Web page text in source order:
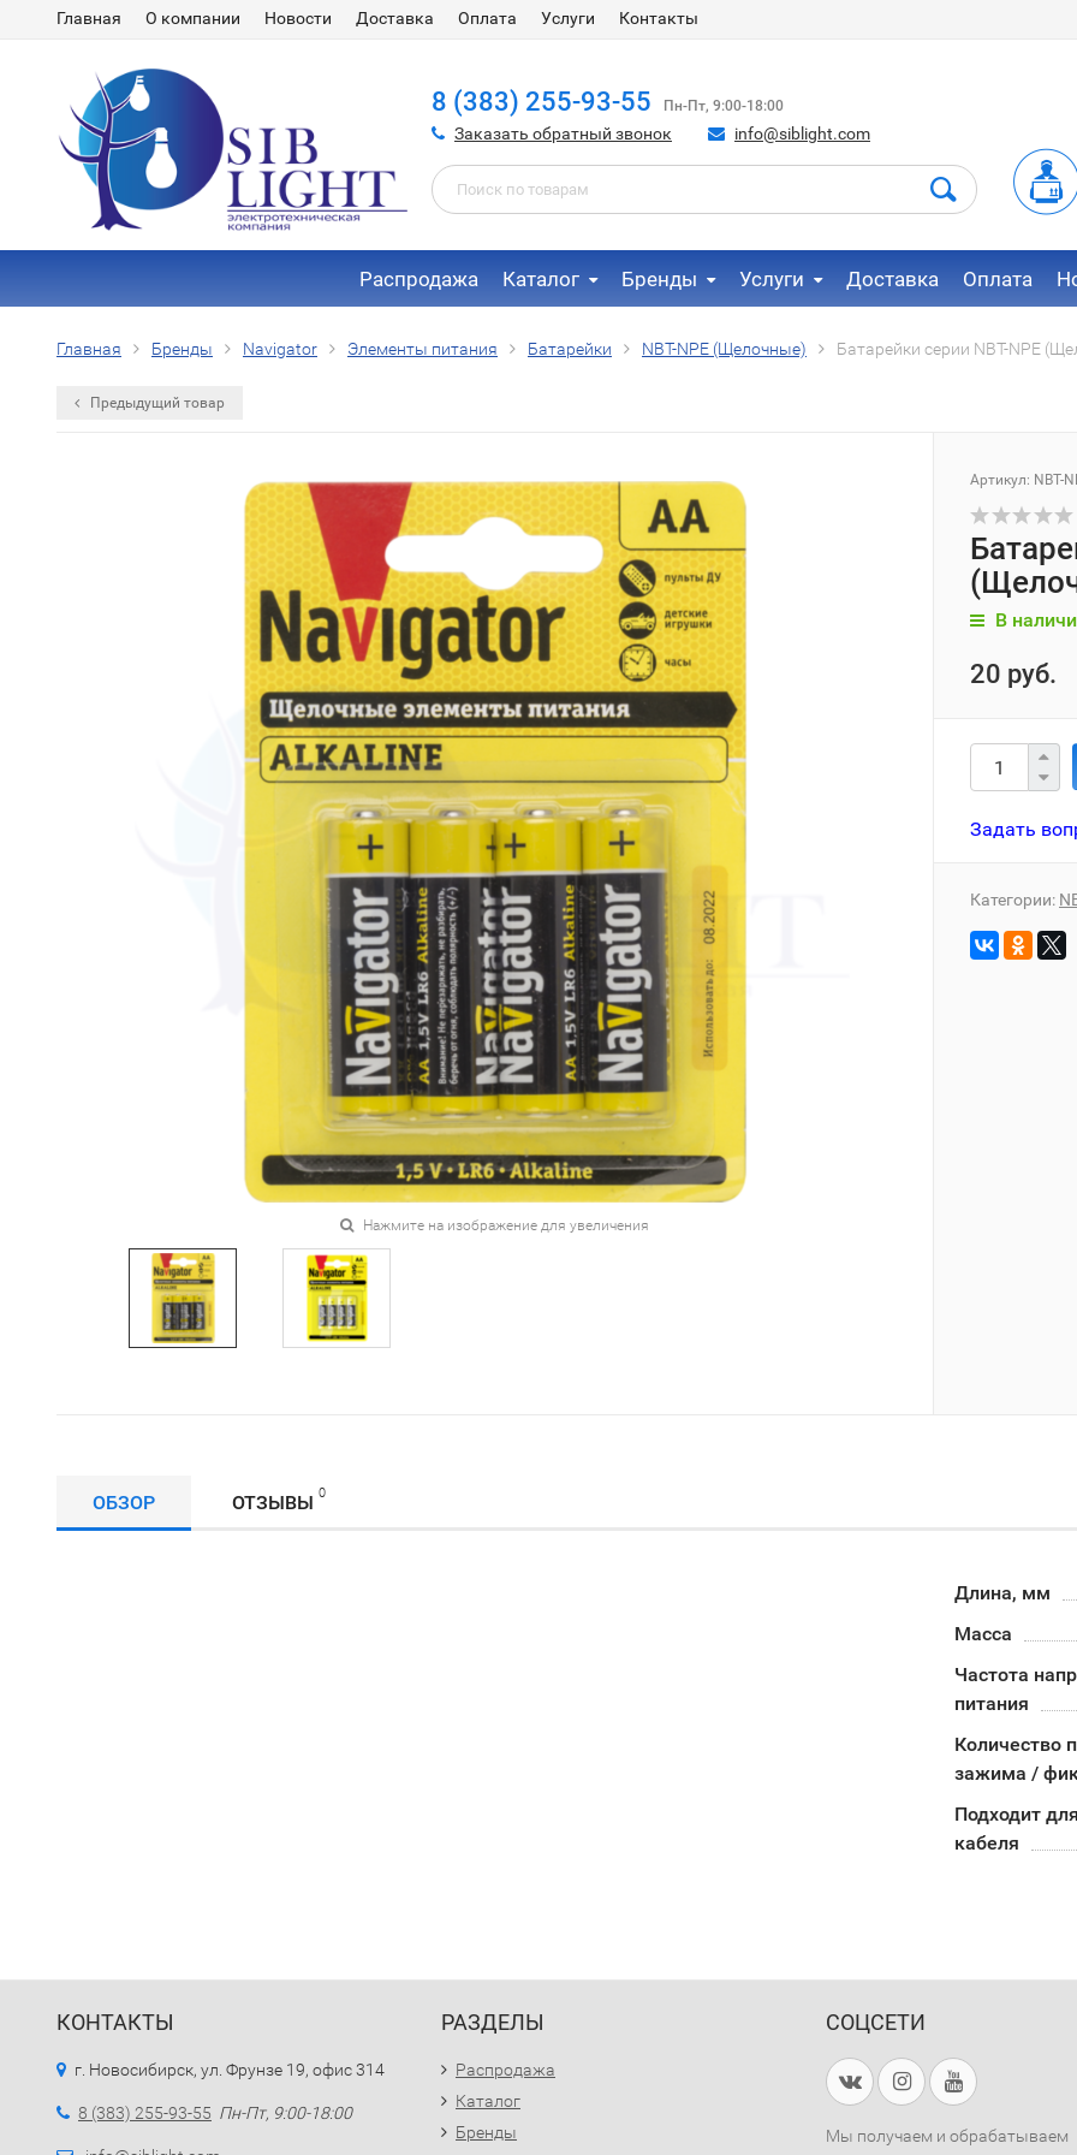
Главная О компании Новости Доставка Оплата Услуги Контакты
8 (383) 255-93-55 Пн-Пт, 9:00-18:00
Заказать обратный звонок info@siblight.com
Распродажа Каталог Бренды Услуги Доставка Оплата
Главная Бренды Navigator Элементы питания Батарейки NBT-NPE (Щелочные) Батарейки серии NBT-NPE
Предыдущий товар
Нажмите на изображение для увеличения
Артикул: NBT-
В
20 руб.
Задать
Категории:
ОБЗОР ОТЗЫВЫ 0
Длина, мм
Масса
Частота
питания
Количество
зажима /
Подходит
кабеля
КОНТАКТЫ
г. Новосибирск, ул. Фрунзе 19, офис 314
8 (383) 255-93-55 Пн-Пт, 9:00-18:00
РАЗДЕЛЫ
Распродажа
Каталог
Бренды
СОЦСЕТИ
Мы получаем и обрабатываем